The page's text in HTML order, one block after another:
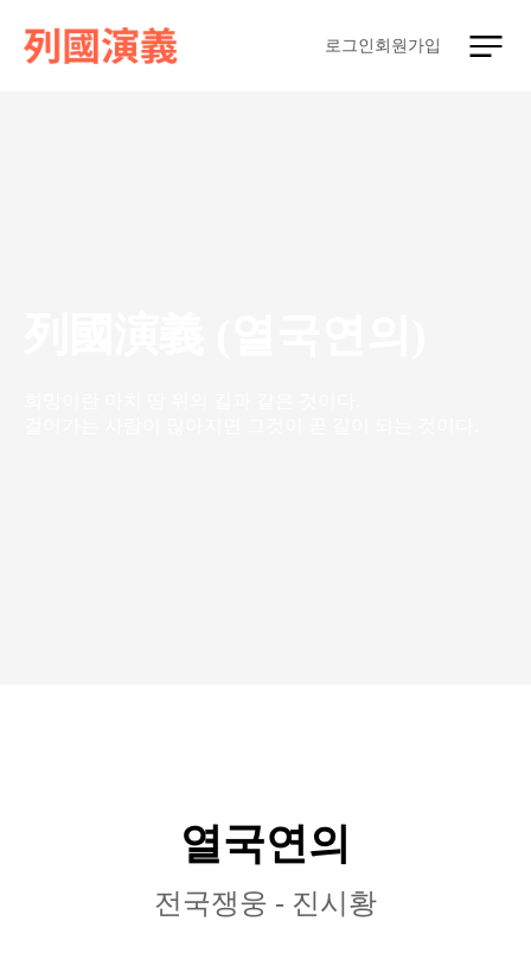
로그인 회원가입
열국연의
전국쟁웅 - 진시황